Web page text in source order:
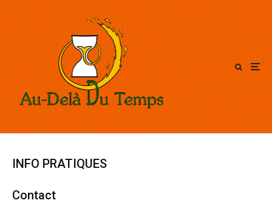
INFO PRATIQUES
Contact